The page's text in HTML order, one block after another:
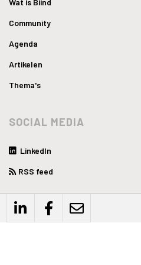
Wat is Biind
Community
Agenda
Artikelen
Thema's
SOCIAL MEDIA
LinkedIn
RSS feed
WEBSITE